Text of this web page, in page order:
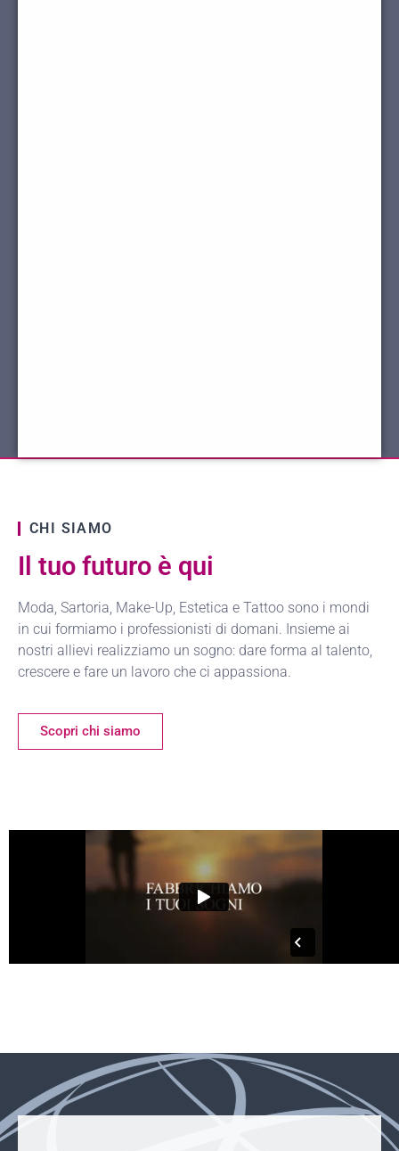
CHI SIAMO
Il tuo futuro è qui
Moda, Sartoria, Make-Up, Estetica e Tattoo sono i mondi
in cui formiamo i professionisti di domani. Insieme ai
nostri allievi realizziamo un sogno: dare forma al talento,
crescere e fare un lavoro che ci appassiona.
Scopri chi siamo